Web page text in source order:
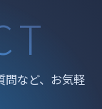
問など、お気軽